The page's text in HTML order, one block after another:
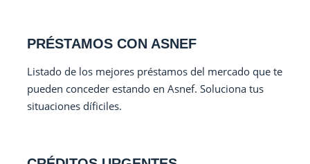
PRÉSTAMOS CON ASNEF
Listado de los mejores préstamos del mercado que te
pueden conceder estando en Asnef. Soluciona tus
situaciones díficiles.